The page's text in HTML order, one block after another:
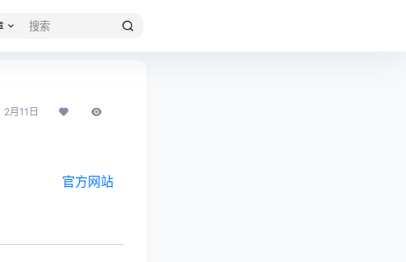
2月11日
官方网站